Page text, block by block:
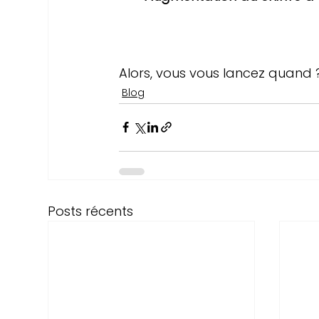
Alors, vous vous lancez quand
Blog
Posts récents